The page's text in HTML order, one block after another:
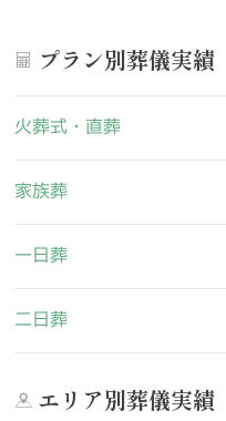
プラン別葬儀実績
火葬式・直葬
家族葬
一日葬
二日葬
エリア別葬儀実績